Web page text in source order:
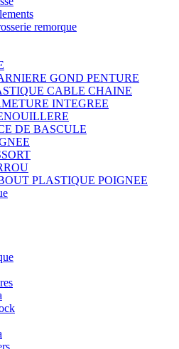
remorque
GOND PENTURE
CABLE CHAINE
INTEGREE
DE BASCULE
PLASTIQUE POIGNEE